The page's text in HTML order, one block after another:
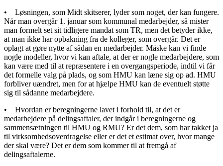
• Løsningen, som Midt skitserer, lyder som noget, der kan fungere.
Når man overgår 1. januar som kommunal medarbejder, så mister
man formelt set sit tidligere mandat som TR, men det betyder ikke,
at man ikke har opbakning fra de kolleger, som overgår. Det er
oplagt at gøre nytte af sådan en medarbejder. Måske kan vi finde
nogle modeller, hvor vi kan aftale, at der er nogle medarbejdere, som
kan være med til at repræsentere i en overgangsperiode, indtil vi får
det formelle valg på plads, og som HMU kan læne sig op ad. HMU
forbliver uændret, men for at hjælpe HMU kan de eventuelt støtte
sig til sådanne medarbejdere.
• Hvordan er beregningerne lavet i forhold til, at det er
medarbejdere på delingsaftaler, der indgår i beregningerne og
sammensætningen til HMU og RMU? Er det dem, som har takket ja
til virksomhedsoverdragelse eller er det et estimat over, hvor mange
der skal være? Det er dem som kommer til at fremgå af
delingsaftalerne.